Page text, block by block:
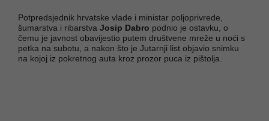
Potpredsjednik hrvatske vlade i ministar poljoprivrede,
šumarstva i ribarstva Josip Dabro podnio je ostavku, o
čemu je javnost obavijestio putem društvene mreže u noći s
petka na subotu, a nakon što je Jutarnji list objavio snimku
na kojoj iz pokretnog auta kroz prozor puca iz pištolja.